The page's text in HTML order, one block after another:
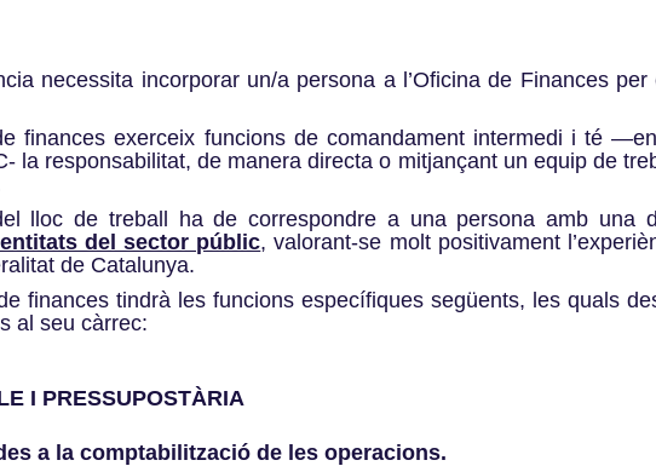
necessita incorporar un/a persona a l’Oficina de Finances
finances exerceix funcions de comandament intermedi i té
la responsabilitat, de manera directa o mitjançant un equip de
lloc de treball ha de correspondre a una persona amb una
del sector públic, valorant-se molt positivament
de Catalunya.
finances tindrà les funcions específiques següents, les quals
al seu càrrec:
I PRESSUPOSTÀRIA
a la comptabilització de les operacions.